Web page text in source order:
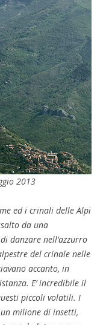
2013
ed i crinali delle Alpi
da una
danzare nell’azzurro
del crinale nelle
accanto, in
E’ incredibile il
piccoli volatili. I
milione di insetti,